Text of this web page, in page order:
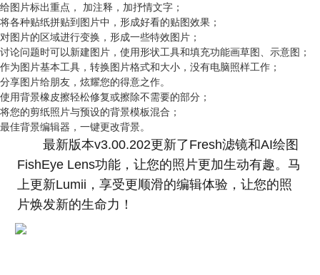
给图片标出重点， 加注释，加抒情文字；
将各种贴纸拼贴到图片中，形成好看的贴图效果；
对图片的区域进行变换，形成一些特效图片；
讨论问题时可以新建图片，使用形状工具和填充功能画草图、示意图；
作为图片基本工具，转换图片格式和大小，没有电脑照样工作；
分享图片给朋友，炫耀您的得意之作。
使用背景橡皮擦轻松修复或擦除不需要的部分；
将您的剪纸照片与预设的背景模板混合；
最佳背景编辑器，一键更改背景。
最新版本v3.00.202更新了Fresh滤镜和AI绘图
FishEye Lens功能，让您的照片更加生动有趣。马
上更新Lumii，享受更顺滑的编辑体验，让您的照
片焕发新的生命力！